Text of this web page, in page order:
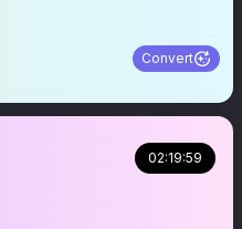
Convert
02:19:59